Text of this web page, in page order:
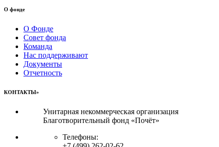
О фонде
О Фонде
Совет фонда
Команда
Нас поддерживают
Документы
Отчетность
КОНТАКТЫ»
Унитарная некоммерческая организация
Благотворительный фонд «Почёт»
Телефоны: